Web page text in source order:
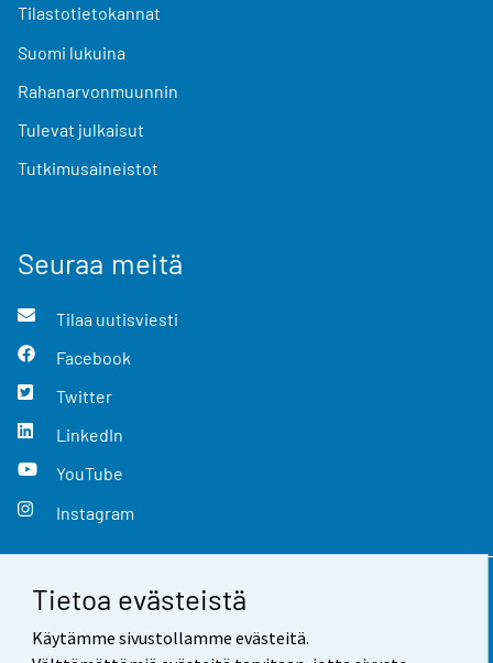
Tietoa evästeistä
Käytämme sivustollamme evästeitä.
Tilastotietokannat
Suomi lukuina
Rahanarvonmuunnin
Tulevat julkaisut
Tutkimusaineistot
Seuraa meitä
Tilaa uutisviesti
Facebook
Twitter
LinkedIn
YouTube
Instagram
Yhteystiedot
Palaute